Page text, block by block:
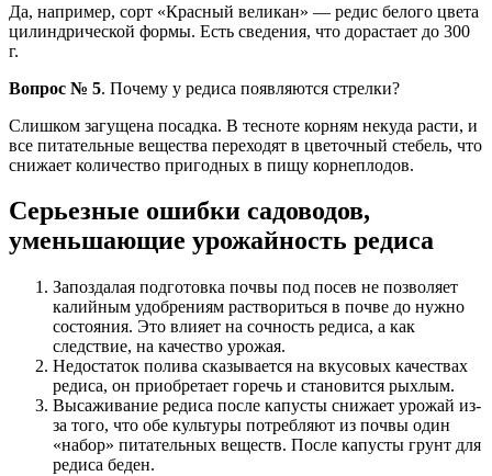
Да, например, сорт «Красный великан» — редис белого цвета
цилиндрической формы. Есть сведения, что дорастает до 300
г.
Вопрос № 5. Почему у редиса появляются стрелки?
Слишком загущена посадка. В тесноте корням некуда расти, и
все питательные вещества переходят в цветочный стебель, что
снижает количество пригодных в пищу корнеплодов.
Серьезные ошибки садоводов,
уменьшающие урожайность редиса
Запоздалая подготовка почвы под посев не позволяет
калийным удобрениям раствориться в почве до нужно
состояния. Это влияет на сочность редиса, а как
следствие, на качество урожая.
Недостаток полива сказывается на вкусовых качествах
редиса, он приобретает горечь и становится рыхлым.
Высаживание редиса после капусты снижает урожай из-
за того, что обе культуры потребляют из почвы один
«набор» питательных веществ. После капусты грунт для
редиса беден.